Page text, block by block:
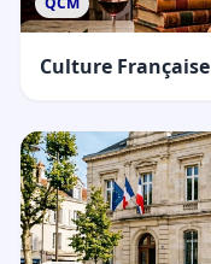
Culture Française